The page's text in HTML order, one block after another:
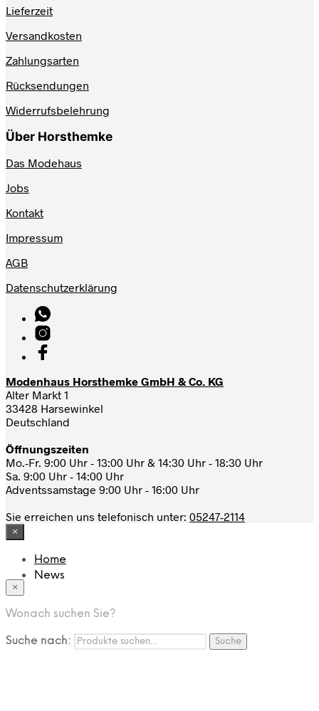
Lieferzeit
Versandkosten
Zahlungsarten
Rücksendungen
Widerrufsbelehrung
Über Horsthemke
Das Modehaus
Jobs
Kontakt
Impressum
AGB
Datenschutzerklärung
Modenhaus Horsthemke GmbH & Co. KG
Alter Markt 1
33428 Harsewinkel
Deutschland
Öffnungszeiten
Mo.-Fr. 9:00 Uhr - 13:00 Uhr & 14:30 Uhr - 18:30 Uhr
Sa. 9:00 Uhr - 14:00 Uhr
Adventssamstage 9:00 Uhr - 16:00 Uhr
Sie erreichen uns telefonisch unter: 05247-2114
×
Home
News
App
FAQ
Nutzungbedingungen
Marken
×
Wonach suchen Sie?
Suche nach: Suche